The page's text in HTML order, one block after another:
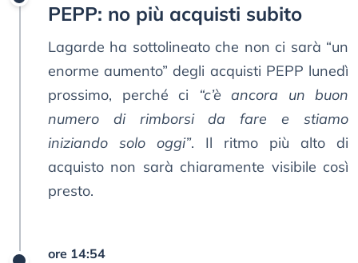
PEPP: no più acquisti subito
Lagarde ha sottolineato che non ci sarà “un
enorme aumento” degli acquisti PEPP lunedì
prossimo, perché ci
“c’è ancora un buon
numero di rimborsi da fare e stiamo
iniziando solo oggi”. Il ritmo più alto di
acquisto non sarà chiaramente visibile così
presto.
ore 14:54